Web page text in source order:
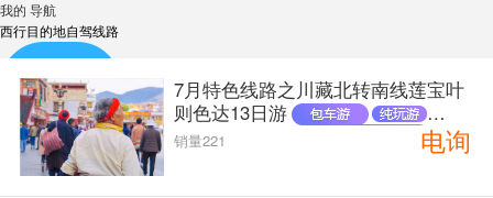
我的 导航
西行目的地自驾线路
自驾线路
7月特色线路之川藏北转南线莲宝叶
则色达13日游
销量221 电询